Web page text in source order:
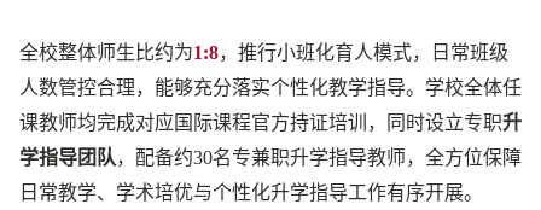
全校整体师生比约为1:8，推行小班化育人模式，日常班级
人数管控合理，能够充分落实个性化教学指导。学校全体任
课教师均完成对应国际课程官方持证培训，同时设立专职升
学指导团队，配备约30名专兼职升学指导教师，全方位保障
日常教学、学术培优与个性化升学指导工作有序开展。